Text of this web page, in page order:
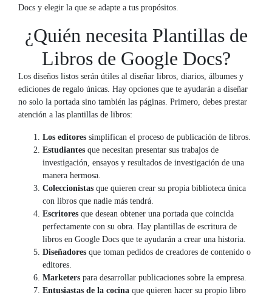
Docs y elegir la que se adapte a tus propósitos.
¿Quién necesita Plantillas de
Libros de Google Docs?
Los diseños listos serán útiles al diseñar libros, diarios, álbumes y
ediciones de regalo únicas. Hay opciones que te ayudarán a diseñar
no solo la portada sino también las páginas. Primero, debes prestar
atención a las plantillas de libros:
Los editores simplifican el proceso de publicación de libros.
Estudiantes que necesitan presentar sus trabajos de
investigación, ensayos y resultados de investigación de una
manera hermosa.
Coleccionistas que quieren crear su propia biblioteca única
con libros que nadie más tendrá.
Escritores que desean obtener una portada que coincida
perfectamente con su obra. Hay plantillas de escritura de
libros en Google Docs que te ayudarán a crear una historia.
Diseñadores que toman pedidos de creadores de contenido o
editores.
Marketers para desarrollar publicaciones sobre la empresa.
Entusiastas de la cocina que quieren hacer su propio libro